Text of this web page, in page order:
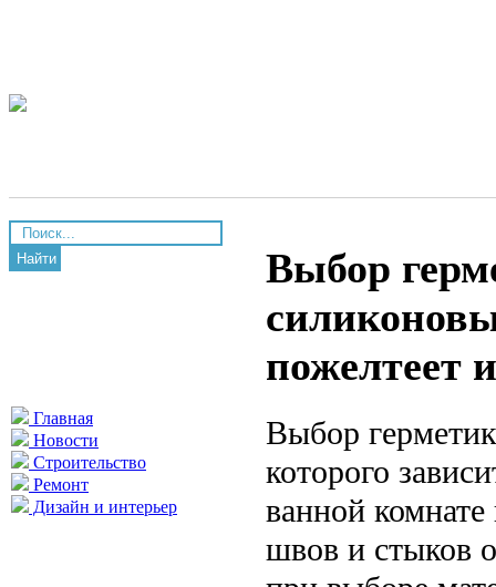
Найти
Главная
Новости
Строительство
Ремонт
Дизайн и интерьер
Выбор
пожелтеет
Выбор
которого
ванной
швов и стыков